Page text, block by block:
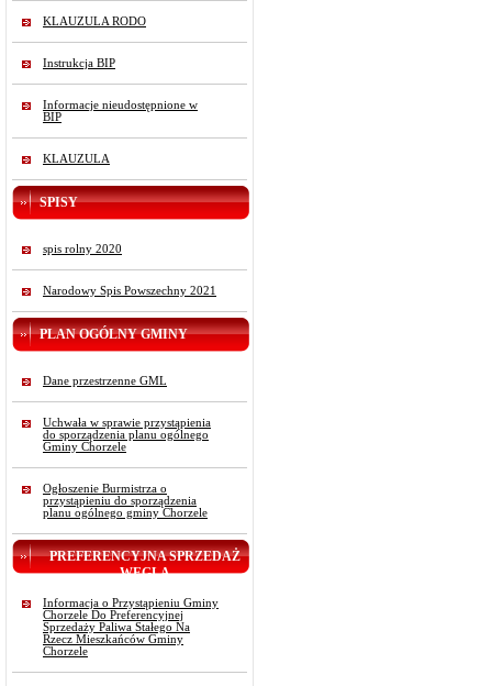
KLAUZULA RODO
Instrukcja BIP
Informacje nieudostępnione w
BIP
KLAUZULA
SPISY
spis rolny 2020
Narodowy Spis Powszechny 2021
PLAN OGÓLNY GMINY
Dane przestrzenne GML
Uchwała w sprawie przystąpienia
do sporządzenia planu ogólnego
Gminy Chorzele
Ogłoszenie Burmistrza o
przystąpieniu do sporządzenia
planu ogólnego gminy Chorzele
PREFERENCYJNA SPRZEDAŻ
WĘGLA
Informacja o Przystąpieniu Gminy
Chorzele Do Preferencyjnej
Sprzedaży Paliwa Stałego Na
Rzecz Mieszkańców Gminy
Chorzele